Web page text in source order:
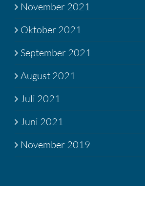
November 2021
Oktober 2021
September 2021
August 2021
Juli 2021
Juni 2021
November 2019